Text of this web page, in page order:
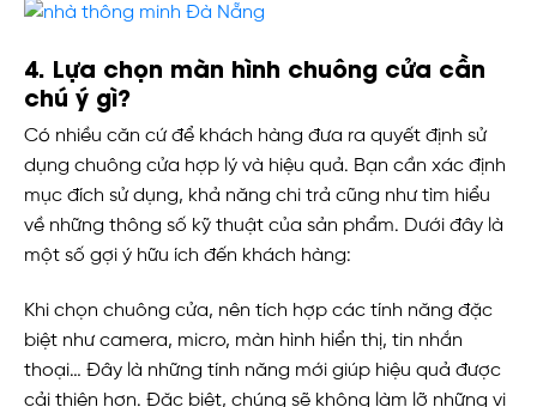
4. Lựa chọn màn hình chuông cửa cần
chú ý gì?
Có nhiều căn cứ để khách hàng đưa ra quyết định sử
dụng chuông cửa hợp lý và hiệu quả. Bạn cần xác định
mục đích sử dụng, khả năng chi trả cũng như tìm hiểu
về những thông số kỹ thuật của sản phẩm. Dưới đây là
một số gợi ý hữu ích đến khách hàng:
Khi chọn chuông cửa, nên tích hợp các tính năng đặc
biệt như camera, micro, màn hình hiển thị, tin nhắn
thoại… Đây là những tính năng mới giúp hiệu quả được
cải thiện hơn. Đặc biệt, chúng sẽ không làm lỡ những vị